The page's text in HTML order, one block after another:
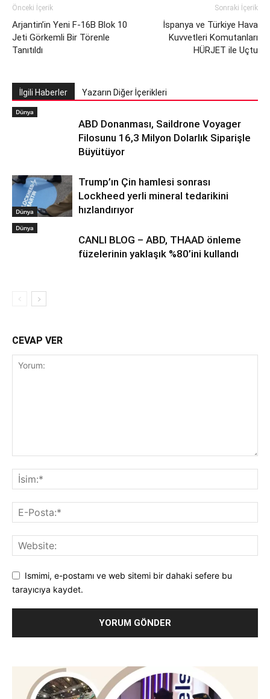
Önceki İçerik
Arjantin’in Yeni F-16B Blok 10
Jeti Görkemli Bir Törenle
Tanıtıldı
Sonraki İçerik
İspanya ve Türkiye Hava
Kuvvetleri Komutanları
HÜRJET ile Uçtu
İlgili Haberler Yazarın Diğer İçerikleri
Dünya
ABD Donanması, Saildrone Voyager
Filosunu 16,3 Milyon Dolarlık Siparişle
Büyütüyor
Dünya
Trump’ın Çin hamlesi sonrası
Lockheed yerli mineral tedarikini
hızlandırıyor
Dünya
CANLI BLOG – ABD, THAAD önleme
füzelerinin yaklaşık %80’ini kullandı
CEVAP VER
Ismimi, e-postamı ve web sitemi bir dahaki sefere bu
tarayıcıya kaydet.